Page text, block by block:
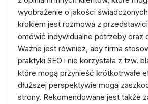
wyobrażenie o jakości świadczonych
krokiem jest rozmowa z
omówić indywidualne potrzeby oraz
Ważne jest również, aby firma
praktyki SEO i nie korzystała z tzw.
które mogą przynieść krótkotrwałe
dłuższej perspektywie mogą
strony. Rekomendowane jest także